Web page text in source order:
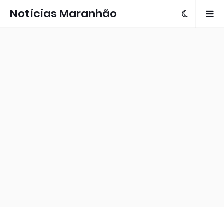
Notícias Maranhão